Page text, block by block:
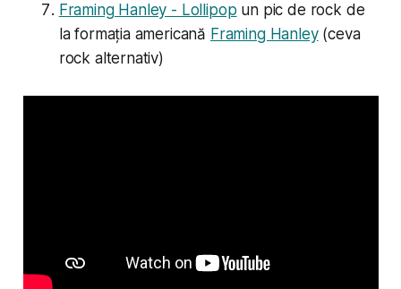
Framing Hanley - Lollipop un pic de rock de
la formația americană Framing Hanley(ceva
rock alternativ)